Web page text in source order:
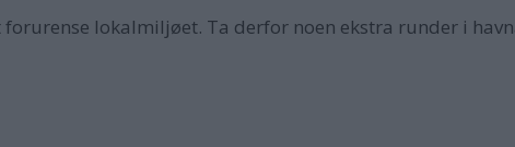
lokalmiljøet. Ta derfor noen ekstra runder i